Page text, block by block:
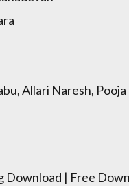
Allari Naresh,
Download | Free